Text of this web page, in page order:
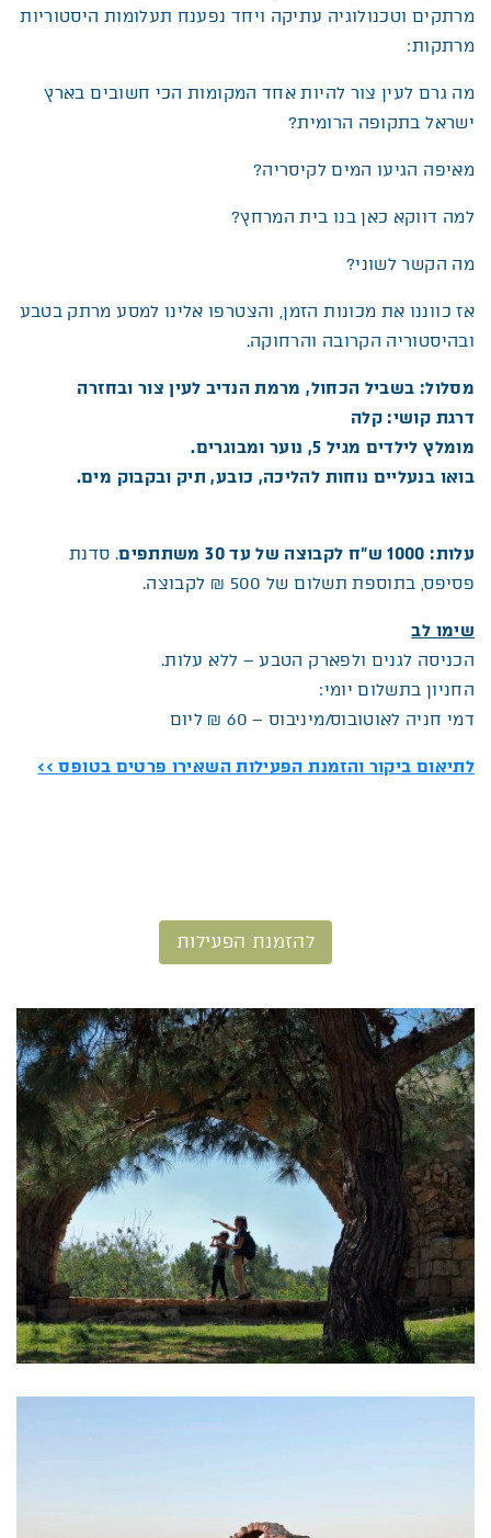
מרתקים וטכנולוגיה עתיקה ויחד נפענח תעלומות היסטוריות
מרתקות:
מה גרם לעין צור להיות אחד המקומות הכי חשובים בארץ
ישראל בתקופה הרומית?
מאיפה הגיעו המים לקיסריה?
למה דווקא כאן בנו בית המרחץ?
מה הקשר לשוני?
אז כווננו את מכונות הזמן, והצטרפו אלינו למסע מרתק בטבע
ובהיסטוריה הקרובה והרחוקה.
מסלול: בשביל הכחול, מרמת הנדיב לעין צור ובחזרה
דרגת קושי: קלה
מומלץ לילדים מגיל 5, נוער ומבוגרים.
בואו בנעליים נוחות להליכה, כובע, תיק ובקבוק מים.
עלות: 1000 ש”ח לקבוצה של עד 30 משתתפים
. סדנת
פסיפס, בתוספת תשלום של 500 ₪ לקבוצה.
שימו לב
הכניסה לגנים ולפארק הטבע – ללא עלות.
החניון בתשלום יומי:
דמי חניה לאוטובוס/מיניבוס – 60 ₪ ליום
לתיאום ביקור והזמנת הפעילות השאירו פרטים בטופס >>
להזמנת הפעילות